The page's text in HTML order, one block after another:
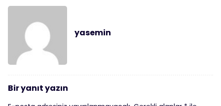
yasemin
Bir yanıt yazın